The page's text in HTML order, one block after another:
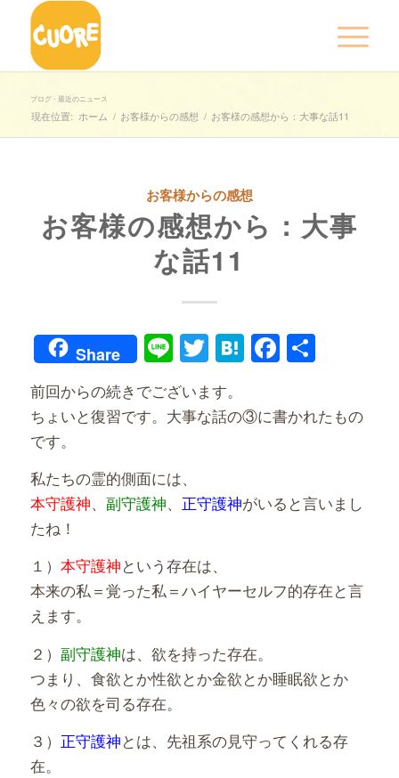
ブログ - 最近のニュース
現在位置: ホーム / お客様からの感想 / お客様の感想から：大事な話11
お客様からの感想
お客様の感想から：大事
な話11
Share LineTwitter
Hatena共
前回からの続きでございます。
ちょいと復習です。大事な話の③に書かれたもの
です。
私たちの霊的側面には、
本守護神、 副守護神、 正守護神がいると言いまし
たね！
１） 本守護神という存在は、
本来の私＝覚った私＝ハイヤーセルフ的存在と言
えます。
２） 副守護神は、欲を持った存在。
つまり、食欲とか性欲とか金欲とか睡眠欲とか
色々の欲を司る存在。
３） 正守護神とは、先祖系の見守ってくれる存
在。